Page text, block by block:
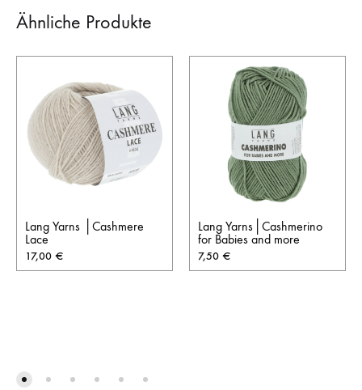
Ähnliche Produkte
Lang Yarns │Cashmere
Lace
17,00 €
Lang Yarns│Cashmerino
for Babies and more
7,50 €